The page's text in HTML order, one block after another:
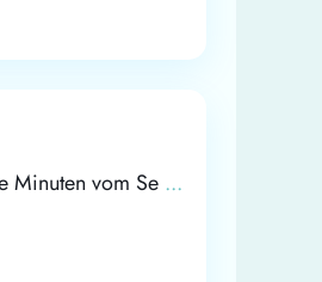
Minuten vom Se ...